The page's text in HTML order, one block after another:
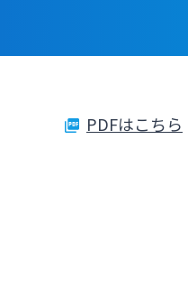
PDFはこちら